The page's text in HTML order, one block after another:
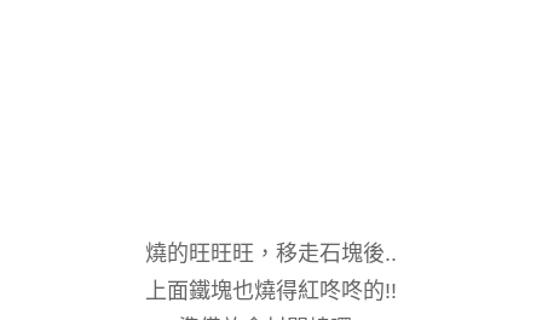
燒的旺旺旺，移走石塊後..
上面鐵塊也燒得紅咚咚的!!